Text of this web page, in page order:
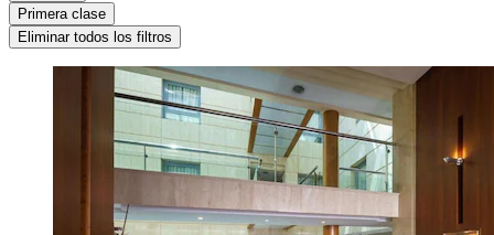
Primera clase
Eliminar todos los filtros